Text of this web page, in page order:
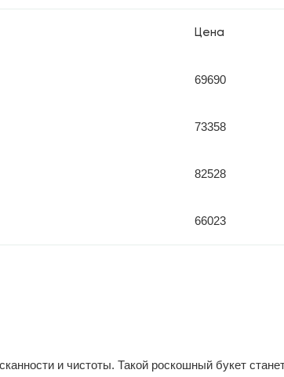
Цена
69690
73358
82528
66023
и чистоты. Такой роскошный букет